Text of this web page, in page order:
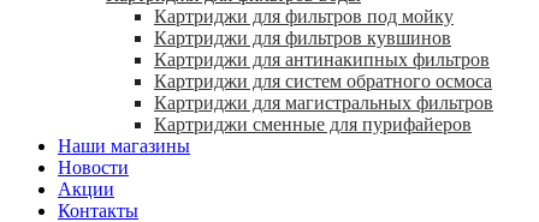
Картриджи для фильтров под мойку
Картриджи для фильтров кувшинов
Картриджи для антинакипных фильтров
Картриджи для систем обратного осмоса
Картриджи для магистральных фильтров
Картриджи сменные для пурифайеров
Наши магазины
Новости
Акции
Контакты